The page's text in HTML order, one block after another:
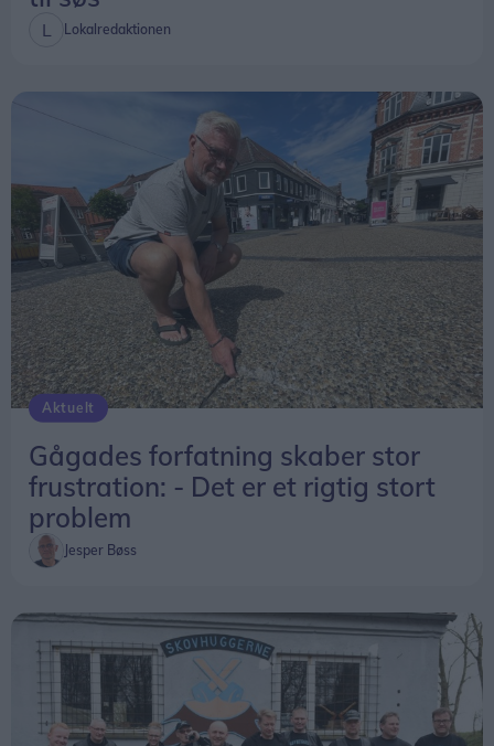
Lokalredaktionen
Aktuelt
Gågades forfatning skaber stor
frustration: - Det er et rigtig stort
problem
Jesper Bøss